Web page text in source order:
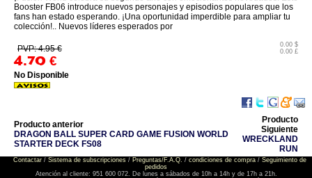
Booster FB06 introduce nuevos personajes y episodios populares que los
fans han estado esperando. ¡Una oportunidad imperdible para ampliar tu
colección!.. Nuevos líderes esperados por
PVP: 4.95 €
4.70 €
0.00 $
0.00 £
No Disponible
Producto anterior
DRAGON BALL SUPER CARD GAME FUSION WORLD
STARTER DECK FS08
Producto
Siguiente
WRECKLAND
RUN
Contactar/ Sistema de subscripciones/ Preguntas/F.A.Q. / condiciones de compra/ Seguimiento de
pedidos
Atención al cliente: 951 600 072. De lunes a sábados de 10h a 14h y de 17h a 21h.